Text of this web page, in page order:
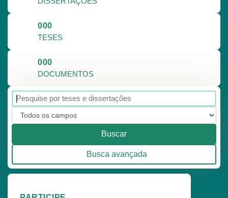
000
TESES
000
DOCUMENTOS
Buscar
Busca avançada